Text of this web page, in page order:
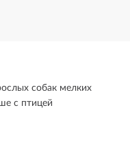
собак мелких
с птицей